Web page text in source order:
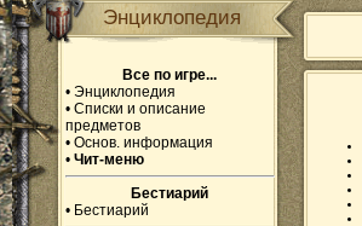
Энциклопедия
Все по игре...
• Энциклопедия
• Списки и описание
предметов
• Основ. информация
• Чит-меню
Бестиарий
• Бестиарий